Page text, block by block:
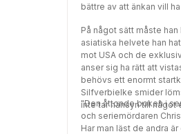
bättre av att änkan vill
På något sätt måste
asiatiska helvete han
mot USA och de
anser sig ha rätt att
behövs ett enormt
Silfverbielke smider
inte tar hänsyn till något
"Den åttonde boken i
och seriemördaren
Har man läst de andra